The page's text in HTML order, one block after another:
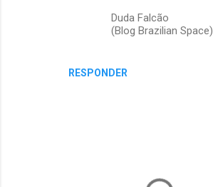
RESPONDER
Duda Falcão
(Blog Brazilian Space)